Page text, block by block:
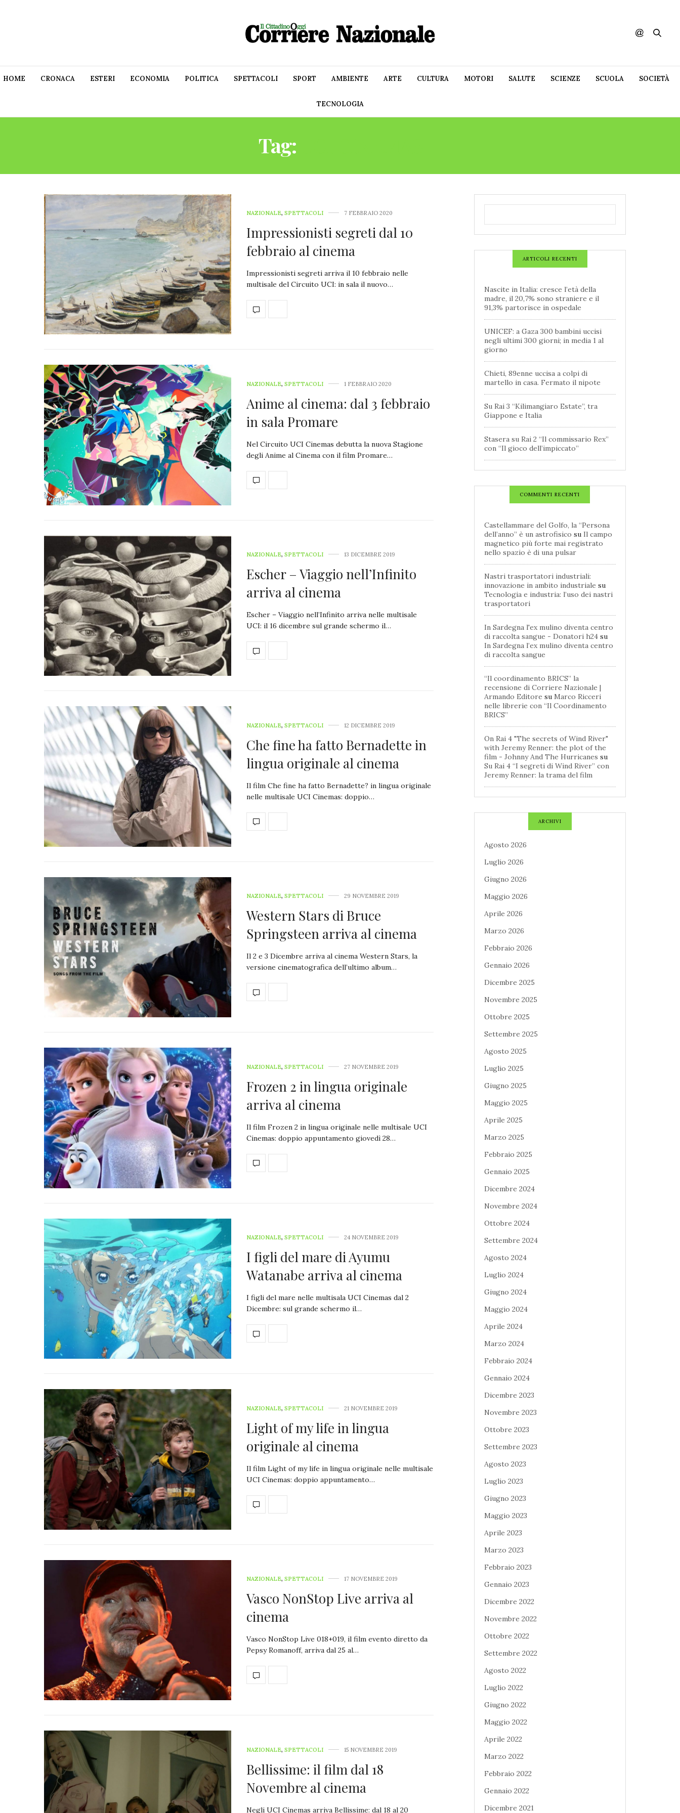
HOME CRONACA ESTERI ECONOMIA POLITICA SPETTACOLI SPORT AMBIENTE ARTE CULTURA MOTORI SALUTE SCIENZE SCUOLA SOCIETÀ
TECNOLOGIA
Tag:
NAZIONALE, SPETTACOLI 7 FEBBRAIO 2020
Impressionisti segreti dal 10
febbraio al cinema
Impressionisti segreti arriva il 10 febbraio nelle
multisale del Circuito UCI: in sala il nuovo…
NAZIONALE, SPETTACOLI 1 FEBBRAIO 2020
Anime al cinema: dal 3 febbraio
in sala Promare
Nel Circuito UCI Cinemas debutta la nuova Stagione
degli Anime al Cinema con il film Promare…
NAZIONALE, SPETTACOLI 13 DICEMBRE 2019
Escher – Viaggio nell’Infinito
arriva al cinema
Escher – Viaggio nell’Infinito arriva nelle multisale
UCI: il 16 dicembre sul grande schermo il…
NAZIONALE, SPETTACOLI 12 DICEMBRE 2019
Che fine ha fatto Bernadette in
lingua originale al cinema
Il film Che fine ha fatto Bernadette? in lingua originale
nelle multisale UCI Cinemas: doppio…
NAZIONALE, SPETTACOLI 29 NOVEMBRE 2019
Western Stars di Bruce
Springsteen arriva al cinema
Il 2 e 3 Dicembre arriva al cinema Western Stars, la
versione cinematografica dell’ultimo album…
NAZIONALE, SPETTACOLI 27 NOVEMBRE 2019
Frozen 2 in lingua originale
arriva al cinema
Il film Frozen 2 in lingua originale nelle multisale UCI
Cinemas: doppio appuntamento giovedì 28…
NAZIONALE, SPETTACOLI 24 NOVEMBRE 2019
I figli del mare di Ayumu
Watanabe arriva al cinema
I figli del mare nelle multisala UCI Cinemas dal 2
Dicembre: sul grande schermo il…
NAZIONALE, SPETTACOLI 21 NOVEMBRE 2019
Light of my life in lingua
originale al cinema
Il film Light of my life in lingua originale nelle multisale
UCI Cinemas: doppio appuntamento…
NAZIONALE, SPETTACOLI 17 NOVEMBRE 2019
Vasco NonStop Live arriva al
cinema
Vasco NonStop Live 018+019, il film evento diretto da
Pepsy Romanoff, arriva dal 25 al…
NAZIONALE, SPETTACOLI 15 NOVEMBRE 2019
Bellissime: il film dal 18
Novembre al cinema
Negli UCI Cinemas arriva Bellissime: dal 18 al 20
ARTICOLI RECENTI
Nascite in Italia: cresce l’età della
madre, il 20,7% sono straniere e il
91,3% partorisce in ospedale
UNICEF: a Gaza 300 bambini uccisi
negli ultimi 300 giorni; in media 1 al
giorno
Chieti, 89enne uccisa a colpi di
martello in casa. Fermato il nipote
Su Rai 3 “Kilimangiaro Estate”, tra
Giappone e Italia
Stasera su Rai 2 “Il commissario Rex”
con “Il gioco dell’impiccato”
COMMENTI RECENTI
Castellammare del Golfo, la “Persona
dell’anno” è un astrofisico su Il campo
magnetico più forte mai registrato
nello spazio è di una pulsar
Nastri trasportatori industriali:
innovazione in ambito industriale su
Tecnologia e industria: l’uso dei nastri
trasportatori
In Sardegna l'ex mulino diventa centro
di raccolta sangue - Donatori h24 su
In Sardegna l’ex mulino diventa centro
di raccolta sangue
“Il coordinamento BRICS” la
recensione di Corriere Nazionale |
Armando Editore su Marco Ricceri
nelle librerie con “Il Coordinamento
BRICS”
On Rai 4 "The secrets of Wind River"
with Jeremy Renner: the plot of the
film - Johnny And The Hurricanes su
Su Rai 4 “I segreti di Wind River” con
Jeremy Renner: la trama del film
ARCHIVI
Agosto 2026
Luglio 2026
Giugno 2026
Maggio 2026
Aprile 2026
Marzo 2026
Febbraio 2026
Gennaio 2026
Dicembre 2025
Novembre 2025
Ottobre 2025
Settembre 2025
Agosto 2025
Luglio 2025
Giugno 2025
Maggio 2025
Aprile 2025
Marzo 2025
Febbraio 2025
Gennaio 2025
Dicembre 2024
Novembre 2024
Ottobre 2024
Settembre 2024
Agosto 2024
Luglio 2024
Giugno 2024
Maggio 2024
Aprile 2024
Marzo 2024
Febbraio 2024
Gennaio 2024
Dicembre 2023
Novembre 2023
Ottobre 2023
Settembre 2023
Agosto 2023
Luglio 2023
Giugno 2023
Maggio 2023
Aprile 2023
Marzo 2023
Febbraio 2023
Gennaio 2023
Dicembre 2022
Novembre 2022
Ottobre 2022
Settembre 2022
Agosto 2022
Luglio 2022
Giugno 2022
Maggio 2022
Aprile 2022
Marzo 2022
Febbraio 2022
Gennaio 2022
Dicembre 2021